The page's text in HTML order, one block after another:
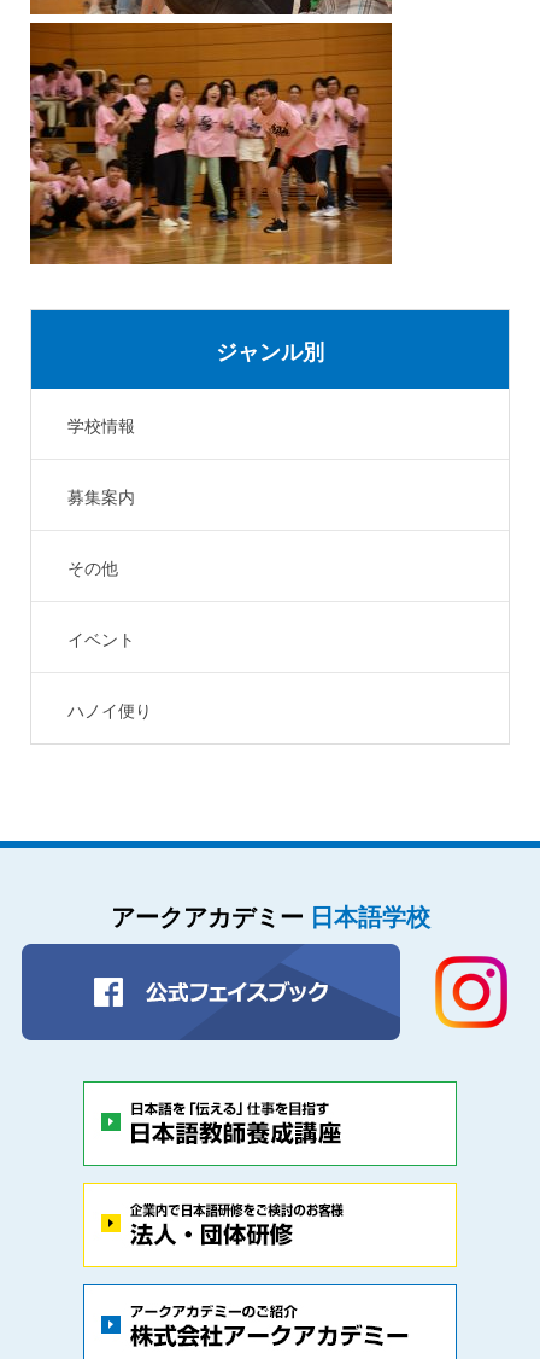
ジャンル別
学校情報
募集案内
その他
イベント
ハノイ便り
アークアカデミー 日本語学校